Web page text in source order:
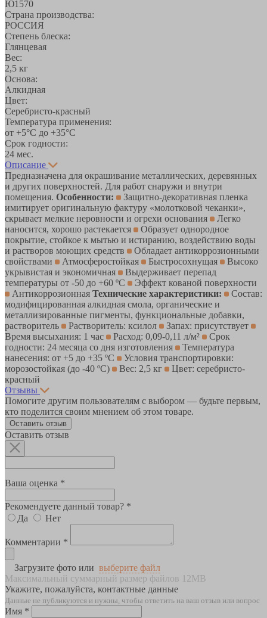
Ю1570
Страна производства:
РОССИЯ
Степень блеска:
Глянцевая
Вес:
2,5 кг
Основа:
Алкидная
Цвет:
Серебристо-красный
Температура применения:
от +5°С до +35°С
Срок годности:
24 мес.
Описание
Предназначена для окрашивание металлических, деревянных
и других поверхностей. Для работ снаружи и внутри
помещения. Особенности:
Защитно-декоративная пленка
имитирует оригинальную фактуру «молотковой чеканки»,
скрывает мелкие неровности и огрехи основания
Легко
наносится, хорошо растекается
Образует однородное
покрытие, стойкое к мытью и истиранию, воздействию воды
и растворов моющих средств
Обладает антикоррозионными
свойствами
Атмосферостойкая Быстросохнущая
Высоко
укрывистая и экономичная
Выдерживает перепад
температуры от -50 до +60 ºС
Эффект кованой поверхности
Антикоррозионная Технические характеристики:
Состав:
модифицированная алкидная смола, органические и
металлизированные пигменты, функциональные добавки,
растворитель
Растворитель: ксилол
Запах: присутствует
Время высыхания: 1 час
Расход: 0,09-0,11 л/м²
Срок
годности: 24 месяца со дня изготовления
Температура
нанесения: от +5 до +35 ºС
Условия транспортировки:
морозостойкая (до -40 ºС)
Вес: 2,5 кг
Цвет: серебристо-
красный
Отзывы
Помогите другим пользователям с выбором — будьте первым,
кто поделится своим мнением об этом товаре.
Оставить отзыв
Оставить отзыв
Ваша оценка *
Рекомендуете данный товар? *
Да
Нет
Комментарии *
Загрузите фото или выберите файл
Максимальный суммарный размер файлов 12MB
Укажите, пожалуйста, контактные данные
Данные не публикуются и нужны, чтобы ответить на ваш отзыв или вопрос
Имя *